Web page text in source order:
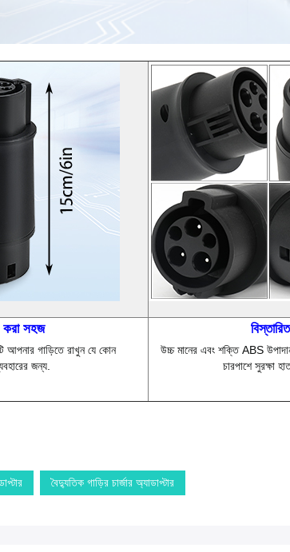
করা সহজ
আপনার গাড়িতে রাখুন যে কোন
জন্য.
বিস্তারিত
উচ্চ মানের এবং শক্তি ABS
চারপাশে সুরক্ষা
বৈদ্যুতিক গাড়ির চার্জার অ্যাডাপ্টার